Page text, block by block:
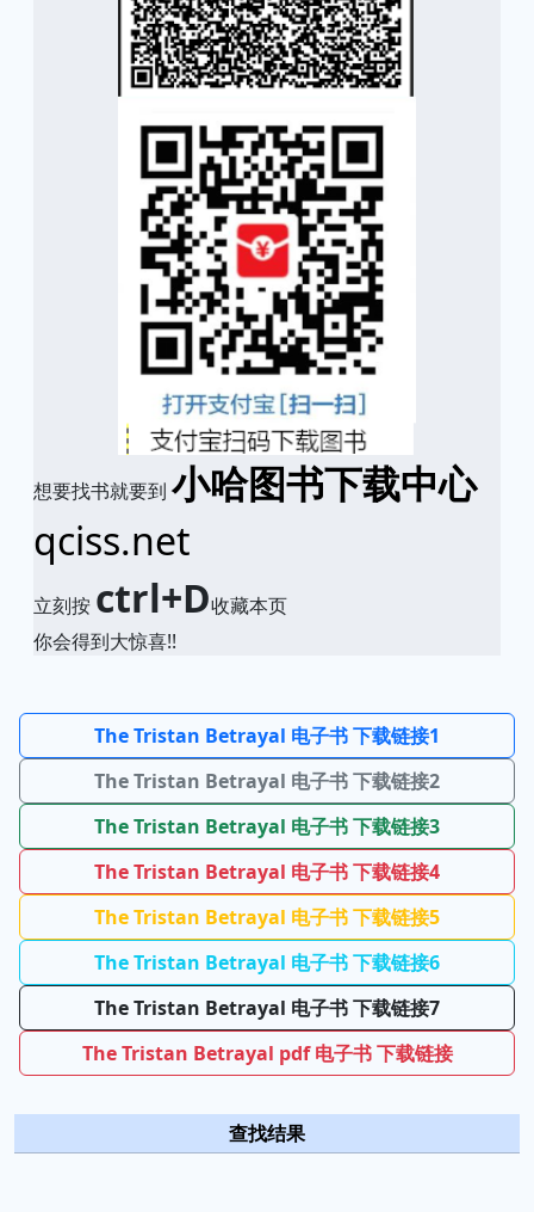
想要找书就要到 小哈图书下载中心
qciss.net
立刻按 ctrl+D收藏本页
你会得到大惊喜!!
The Tristan Betrayal 电子书 下载链接1
The Tristan Betrayal 电子书 下载链接2
The Tristan Betrayal 电子书 下载链接3
The Tristan Betrayal 电子书 下载链接4
The Tristan Betrayal 电子书 下载链接5
The Tristan Betrayal 电子书 下载链接6
The Tristan Betrayal 电子书 下载链接7
The Tristan Betrayal pdf 电子书 下载链接
查找结果